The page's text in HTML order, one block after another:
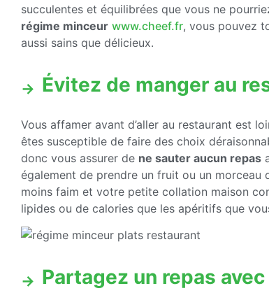
succulentes et équilibrées que vous ne
régime minceur www.cheef.fr, vous pouvez
aussi sains que délicieux.
Évitez de manger au
Vous affamer avant d’aller au restaurant est
êtes susceptible de faire des choix
donc vous assurer de ne sauter aucun repas
également de prendre un fruit ou un morceau
moins faim et votre petite collation maison
lipides ou de calories que les apéritifs que
Partagez un repas